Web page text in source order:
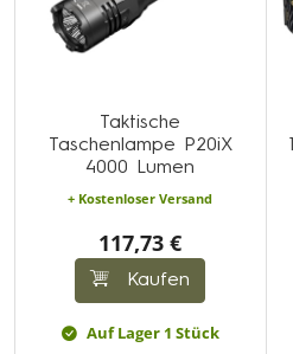
Taktische
Taschenlampe P20iX
4000 Lumen
+ Kostenloser Versand
117,73 €
Kaufen
Auf Lager 1 Stück